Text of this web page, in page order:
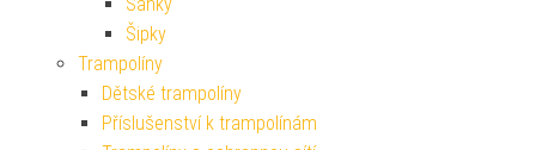
Šipky
Trampolíny
Dětské trampolíny
Příslušenství k trampolínám